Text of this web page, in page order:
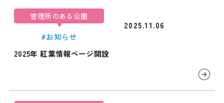
管理所のある公園
#お知らせ
2025.11.06
2025年 紅葉情報ページ開設